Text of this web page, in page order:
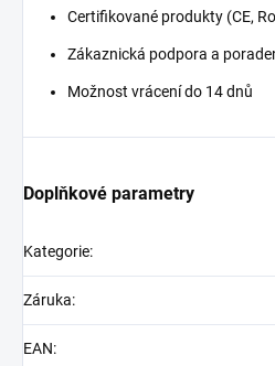
Certifikované produkty (CE,
Zákaznická podpora a
Možnost vrácení do 14 dnů
Doplňkové parametry
Kategorie:
Záruka:
EAN: